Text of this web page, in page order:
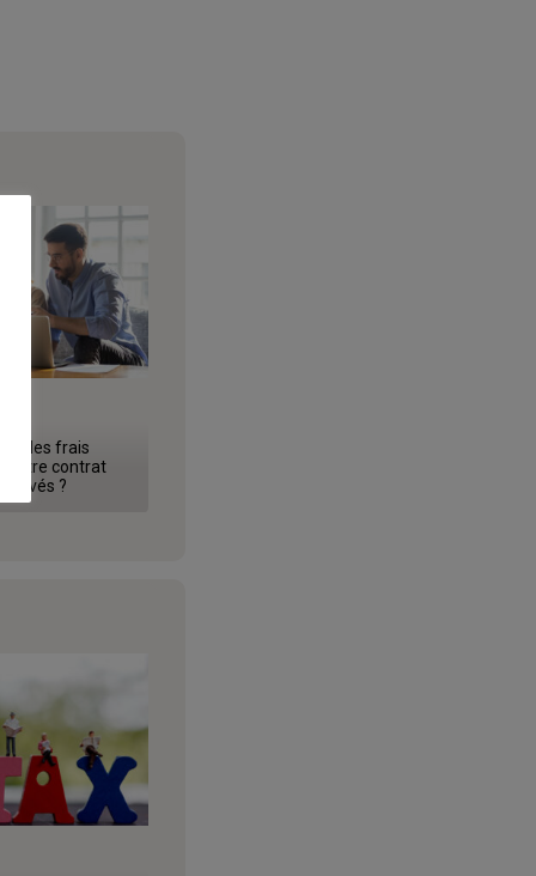
: les frais
votre contrat
élevés ?